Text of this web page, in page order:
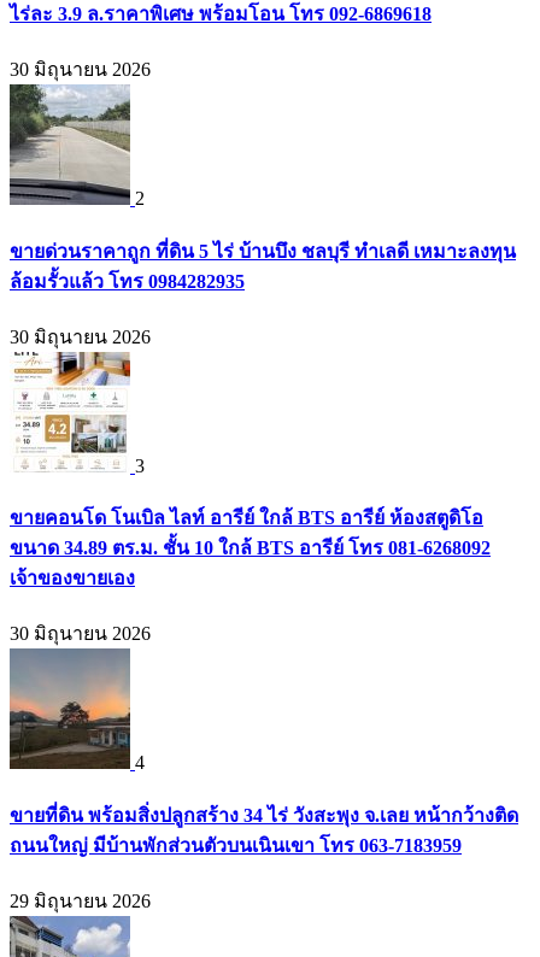
ไร่ละ 3.9 ล.ราคาพิเศษ พร้อมโอน โทร 092-6869618
30 มิถุนายน 2026
2
ขายด่วนราคาถูก ที่ดิน 5 ไร่ บ้านบึง ชลบุรี ทำเลดี เหมาะลงทุน
ล้อมรั้วแล้ว โทร 0984282935
30 มิถุนายน 2026
3
ขายคอนโด โนเบิล ไลท์ อารีย์ ใกล้ BTS อารีย์ ห้องสตูดิโอ
ขนาด 34.89 ตร.ม. ชั้น 10 ใกล้ BTS อารีย์ โทร 081-6268092
เจ้าของขายเอง
30 มิถุนายน 2026
4
ขายที่ดิน พร้อมสิ่งปลูกสร้าง 34 ไร่ วังสะพุง จ.เลย หน้ากว้างติด
ถนนใหญ่ มีบ้านพักส่วนตัวบนเนินเขา โทร 063-7183959
29 มิถุนายน 2026